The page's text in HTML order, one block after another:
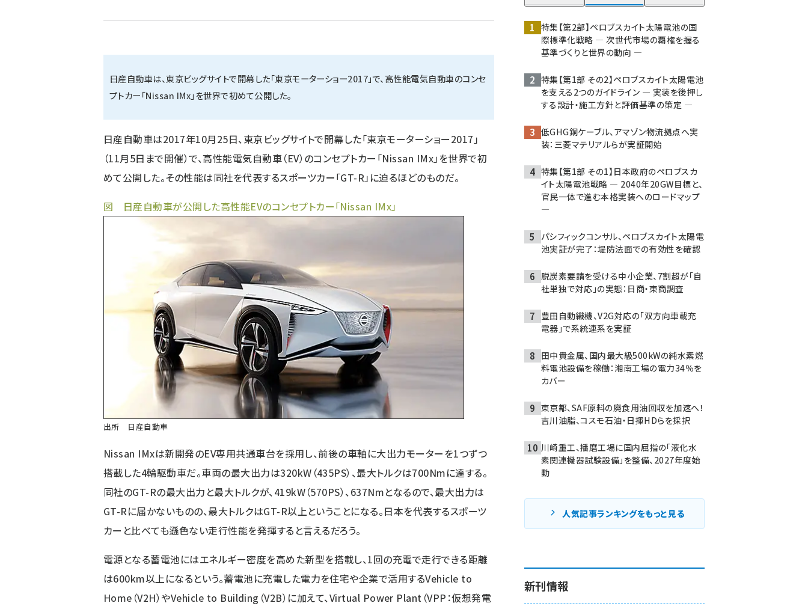
タンデム (150)
日産自動車は、東京ビッグサイトで開幕した「東京モーターショー2017」で、高性能電気自動車のコンセ
プトカー「Nissan IMx」を世界で初めて公開した。
日産自動車は2017年10月25日、東京ビッグサイトで開幕した「東京モーターショー2017」
（11月5日まで開催）で、高性能電気自動車（EV）のコンセプトカー「Nissan IMx」を世界で初
めて公開した。その性能は同社を代表するスポーツカー「GT-R」に迫るほどのものだ。
図 日産自動車が公開した高性能EVのコンセプトカー「Nissan IMx」
出所 日産自動車
Nissan IMxは新開発のEV専用共通車台を採用し、前後の車軸に大出力モーターを1つずつ
搭載した4輪駆動車だ。車両の最大出力は320kW（435PS）、最大トルクは700Nmに達する。
同社のGT-Rの最大出力と最大トルクが、419kW（570PS）、637Nmとなるので、最大出力は
GT-Rに届かないものの、最大トルクはGT-R以上ということになる。日本を代表するスポーツ
カーと比べても遜色ない走行性能を発揮すると言えるだろう。
電源となる蓄電池にはエネルギー密度を高めた新型を搭載し、1回の充電で走行できる距離
は600km以上になるという。蓄電池に充電した電力を住宅や企業で活用するVehicle to
Home（V2H）やVehicle to Building（V2B）に加えて、Virtual Power Plant（VPP：仮想発電
特集【第2部】ペロブスカイト太陽電池の国
際標準化戦略 ― 次世代市場の覇権を握る
基準づくりと世界の動向 ―
特集【第1部 その2】ペロブスカイト太陽電池
を支える2つのガイドライン ― 実装を後押し
する設計・施工方針と評価基準の策定 ―
低GHG銅ケーブル、アマゾン物流拠点へ実
装：三菱マテリアルらが実証開始
特集【第1部 その1】日本政府のペロブスカ
イト太陽電池戦略 ― 2040年20GW目標と、
官民一体で進む本格実装へのロードマップ
―
パシフィックコンサル、ペロブスカイト太陽電
池実証が完了：堤防法面での有効性を確認
脱炭素要請を受ける中小企業、7割超が「自
社単独で対応」の実態：日商・東商調査
豊田自動織機、V2G対応の「双方向車載充
電器」で系統連系を実証
田中貴金属、国内最大級500kWの純水素燃
料電池設備を稼働：湘南工場の電力34％を
カバー
東京都、SAF原料の廃食用油回収を加速へ！
吉川油脂、コスモ石油・日揮HDらを採択
川崎重工、播磨工場に国内屈指の「液化水
素関連機器試験設備」を整備、2027年度始
動
人気記事ランキングをもっと見る
新刊情報